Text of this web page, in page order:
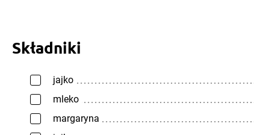
Składniki
jajko
mleko
margaryna